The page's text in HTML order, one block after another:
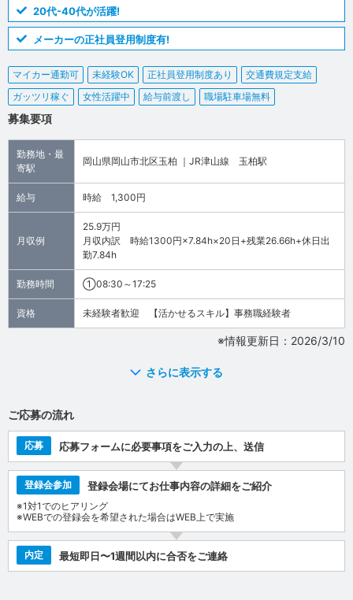
20代-40代が活躍!
メーカーの正社員登用制度有!
マイカー通勤可 未経験OK 正社員登用制度あり
交通費規定支給
ガッツリ稼ぐ
女性活躍中 給与前渡し 職場駐車場無料
募集要項
勤務地・最
寄駅
岡山県岡山市北区玉柏 ｜JR津山線 玉柏駅
給与 時給 1,300円
月収例
25.9万円
月収内訳 時給1300円×7.84h×20日+残業26.66h+休日出
勤7.84h
勤務時間 ①08:30～17:25
資格 未経験者歓迎 【活かせるスキル】事務職経験者
※情報更新日：2026/3/10
さらに表示する
ご応募の流れ
応募 応募フォームに必要事項をご入力の上、送信
登録会参加 登録会場にてお仕事内容の詳細をご紹介
※1対1でのヒアリング
※WEBでの登録会を希望された場合はWEB上で実施
内定 最短即日〜1週間以内に合否をご連絡